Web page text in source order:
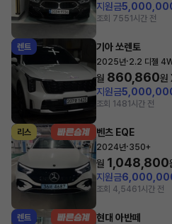
지원금
조회 7551시간 전
렌트 기아 쏘렌토
2025년·2.2 디젤
월 860,860원
지원금
조회 1481시간 전
리스 벤츠 EQE
2024년·350+
월 1,048,800
지원금
조회 4,5461시간 전
렌트 현대 아반떼